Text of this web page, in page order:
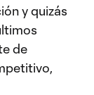
y quizás
de